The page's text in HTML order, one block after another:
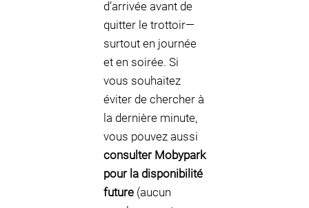
d’arrivée avant de
quitter le trottoir—
surtout en journée
et en soirée. Si
vous souhaitez
éviter de chercher à
la dernière minute,
vous pouvez aussi
consulter Mobypark
pour la disponibilité
future (aucun